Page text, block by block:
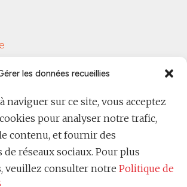
les données recueillies
naviguer sur ce site, vous acceptez
pour analyser notre trafic,
contenu, et fournir des
réseaux sociaux. Pour plus
veuillez consulter notre Politique de